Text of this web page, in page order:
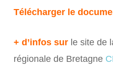
Télécharger le
+ d’infos sur le site de
régionale de Bretagne